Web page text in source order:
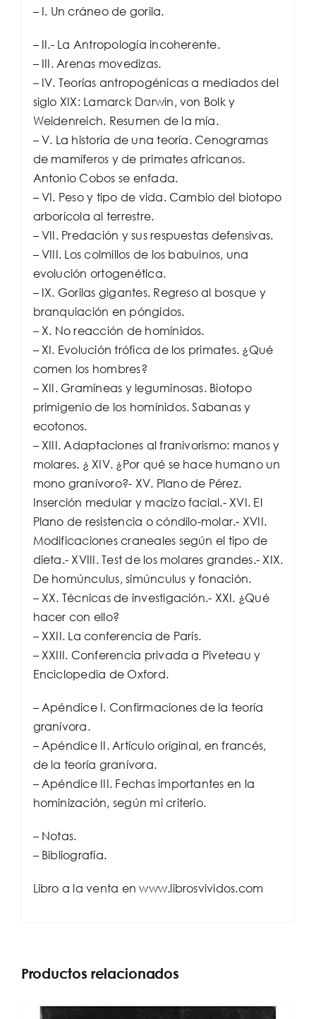
– I. Un cráneo de gorila.
– II.- La Antropología incoherente.
– III. Arenas movedizas.
– IV. Teorías antropogénicas a mediados del
siglo XIX: Lamarck Darwin, von Bolk y
Weidenreich. Resumen de la mía.
– V. La historia de una teoría. Cenogramas
de mamíferos y de primates africanos.
Antonio Cobos se enfada.
– VI. Peso y tipo de vida. Cambio del biotopo
arborícola al terrestre.
– VII. Predación y sus respuestas defensivas.
– VIII. Los colmillos de los babuinos, una
evolución ortogenética.
– IX. Gorilas gigantes. Regreso al bosque y
branquiación en póngidos.
– X. No reacción de homínidos.
– XI. Evolución trófica de los primates. ¿Qué
comen los hombres?
– XII. Gramíneas y leguminosas. Biotopo
primigenio de los homínidos. Sabanas y
ecotonos.
– XIII. Adaptaciones al franivorismo: manos y
molares. ¿ XIV. ¿Por qué se hace humano un
mono granívoro?- XV. Plano de Pérez.
Inserción medular y macizo facial.- XVI. El
Plano de resistencia o cóndilo-molar.- XVII.
Modificaciones craneales según el tipo de
dieta.- XVIII. Test de los molares grandes.- XIX.
De homúnculus, simúnculus y fonación.
– XX. Técnicas de investigación.- XXI. ¿Qué
hacer con ello?
– XXII. La conferencia de París.
– XXIII. Conferencia privada a Piveteau y
Enciclopedia de Oxford.
– Apéndice I. Confirmaciones de la teoría
granívora.
– Apéndice II. Artículo original, en francés,
de la teoría granívora.
– Apéndice III. Fechas importantes en la
hominización, según mi criterio.
– Notas.
– Bibliografía.
Libro a la venta en www.librosvividos.com
Productos relacionados